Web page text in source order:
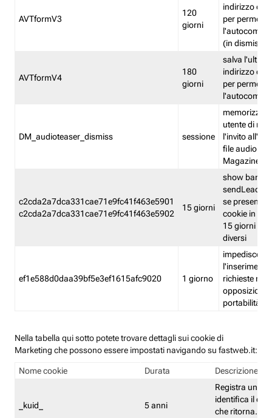
AVTformV3
120
giorni
indirizzo di
per
(in
AVTformV4
180
giorni
salva l'ultimo
indirizzo di
per
DM_audioteaser_dismiss sessione
memorizza
utente di
l'invito
file audio del
Magazine
c2cda2a7dca331cae71e9fc41f463e5901
c2cda2a7dca331cae71e9fc41f463e5902
15 giorni
show banner
sendLead
se presenti
cookie in un
15 giorni e
diversi
ef1e588d0daa39bf5e3ef1615afc9020 1 giorno
impedisce
l'inserimento
richieste
opposizione
portabilità
Nella tabella qui sotto potete trovare dettagli sui cookie di
Marketing che possono essere impostati navigando su fastweb.it:
Nome cookie Durata Descrizione
_kuid_ 5 anni
Registra un ID
identifica il
che ritorna.